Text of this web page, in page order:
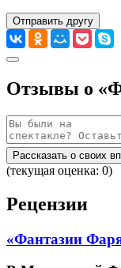
Отправить другу
Отзывы о
Рассказать о своих
(текущая оценка: 0)
Рецензии
«Фантазии